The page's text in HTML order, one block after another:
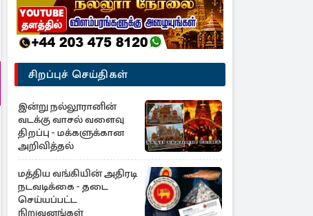
சிறப்புச் செய்திகள்
இன்று நல்லூரானின்
வடக்கு வாசல் வளைவு
திறப்பு - மக்களுக்கான
அறிவித்தல்
மத்திய வங்கியின் அதிரடி
நடவடிக்கை - தடை
செய்யப்பட்ட
நிறுவனங்கள்